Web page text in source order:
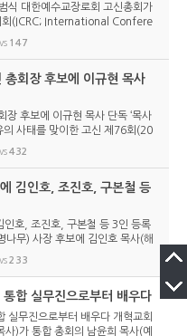
식 대한예수교장로회 고신총회가
회(ICRC; International Confere
총회를 앞두고 본격적인 준비
일 서울 남서울교회에서 ‘ICRC
147
회장 후보에 이규현 목사
후보에 이규현 목사 단독 ‘목사
의 사태를 맞이한 고신 제76회(20
목사(인천노회) 단독으로 입후보
의 추천을 받아 입후보했던 강영
432
김인호, 조진호, 구본철 등
인호, 조진호, 구본철 등 3인 등록
나무) 사장 후보에 김인호 목사(해
교회), 구본철 장로(남서울교회)
사(유호교회)도 거론되었으나 최
233
합 실무진으로부터 배우다
실무진으로부터 배우다 개혁교회
사)가 통합 총회의 남윤희 목사(예